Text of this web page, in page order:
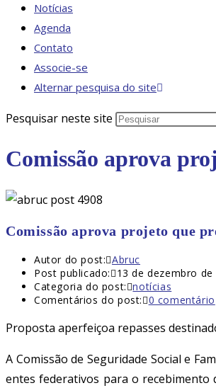
Notícias
Agenda
Contato
Associe-se
Alternar pesquisa do site
Pesquisar neste site
Comissão aprova
Comissão aprova projeto que
Autor do post: Abruc
Post publicado:
13 de dezembro de
Categoria do post: notícias
Comentários do post: 0 comentário
Proposta aperfeiçoa repasses
A Comissão de Seguridade Social e
entes federativos para o recebimento